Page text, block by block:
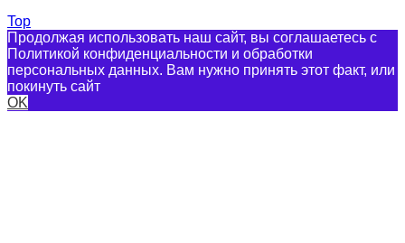
Top
Продолжая использовать наш сайт, вы соглашаетесь с
Политикой конфиденциальности и обработки
персональных данных. Вам нужно принять этот факт, или
покинуть сайт
OK